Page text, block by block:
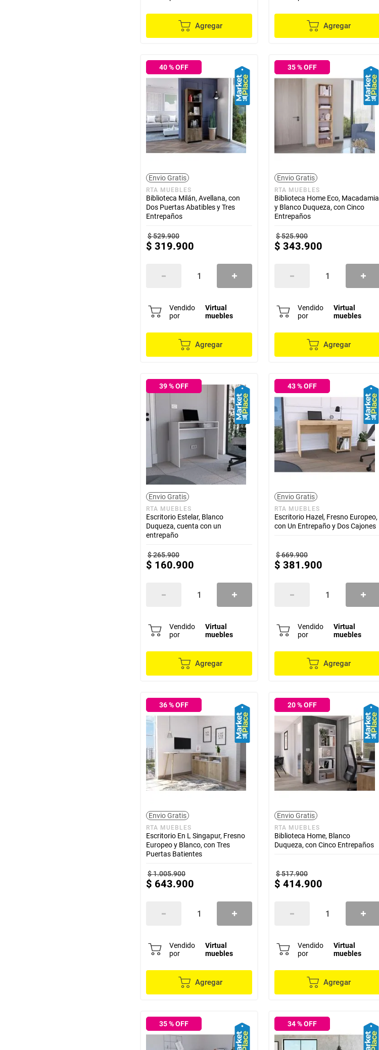
Agregar Agregar
Envio Gratis
40% OFF
RTA MUEBLES
Biblioteca Milán, Avellana, con
Dos Puertas Abatibles y Tres
Entrepaños
$529.900
$ 319.900
Vendido
por
Virtual
muebles
Agregar
Envio Gratis
35% OFF
RTA MUEBLES
Biblioteca Home Eco, Macadamia
y Blanco Duqueza, con Cinco
Entrepaños
$525.900
$ 343.900
Vendido
por
Virtual
muebles
Agregar
Envio Gratis
39% OFF
RTA MUEBLES
Escritorio Estelar, Blanco
Duqueza, cuenta con un
entrepaño
$265.900
$ 160.900
Vendido
por
Virtual
muebles
Agregar
Envio Gratis
43% OFF
RTA MUEBLES
Escritorio Hazel, Fresno Europeo,
con Un Entrepaño y Dos Cajones
$669.900
$ 381.900
Vendido
por
Virtual
muebles
Agregar
Envio Gratis
36% OFF
RTA MUEBLES
Escritorio En L Singapur, Fresno
Europeo y Blanco, con Tres
Puertas Batientes
$1.005.900
$ 643.900
Vendido
por
Virtual
muebles
Agregar
Envio Gratis
20% OFF
RTA MUEBLES
Biblioteca Home, Blanco
Duqueza, con Cinco Entrepaños
$517.900
$ 414.900
Vendido
por
Virtual
muebles
Agregar
35% OFF 34% OFF